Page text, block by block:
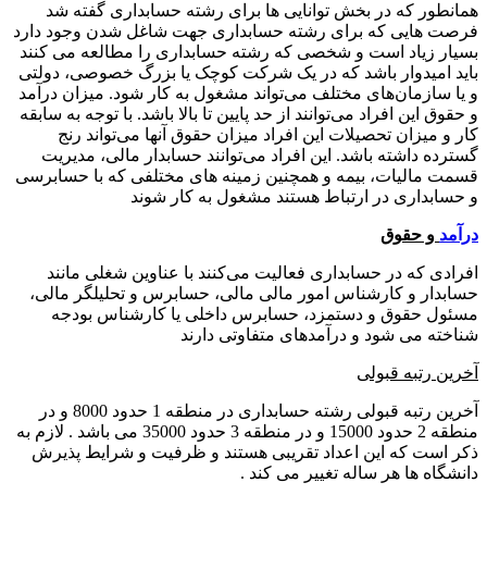
همانطور که در بخش توانایی ها برای رشته حسابداری گفته شد
فرصت هایی که برای رشته حسابداری جهت شاغل شدن وجود دارد
بسیار زیاد است و شخصی که رشته حسابداری را مطالعه می کنند
باید امیدوار باشد که در یک شرکت کوچک یا بزرگ خصوصی، دولتی
و یا سازمان‌های مختلف می‌تواند مشغول به کار شود. میزان درآمد
و حقوق این افراد می‌توانند از حد پایین تا بالا باشد. با توجه به سابقه
کار و میزان تحصیلات این افراد میزان حقوق آنها می‌تواند رنج
گسترده داشته باشد. این افراد می‌توانند حسابدار مالی، مدیریت
قسمت مالیات، بیمه و همچنین زمینه های مختلفی که با حسابرسی
و حسابداری در ارتباط هستند مشغول به کار شوند
درآمد و حقوق
افرادی که در حسابداری فعالیت می‌کنند با عناوین شغلی مانند
حسابدار و کارشناس امور مالی مالی، حسابرس و تحلیلگر مالی،
مسئول حقوق و دستمزد، حسابرس داخلی یا کارشناس بودجه
شناخته می شود و درآمدهای متفاوتی دارند
آخرین رتبه قبولی
آخرین رتبه قبولی رشته حسابداری در منطقه 1 حدود 8000 و در
منطقه 2 حدود 15000 و در منطقه 3 حدود 35000 می باشد . لازم به
ذکر است که این اعداد تقریبی هستند و ظرفیت و شرایط پذیرش
دانشگاه ها هر ساله تغییر می کند .